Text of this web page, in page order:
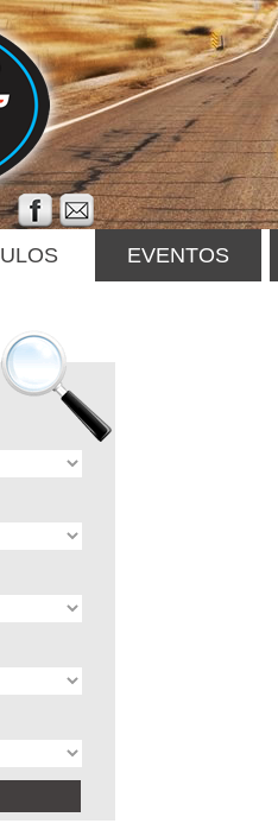
EVENTOS